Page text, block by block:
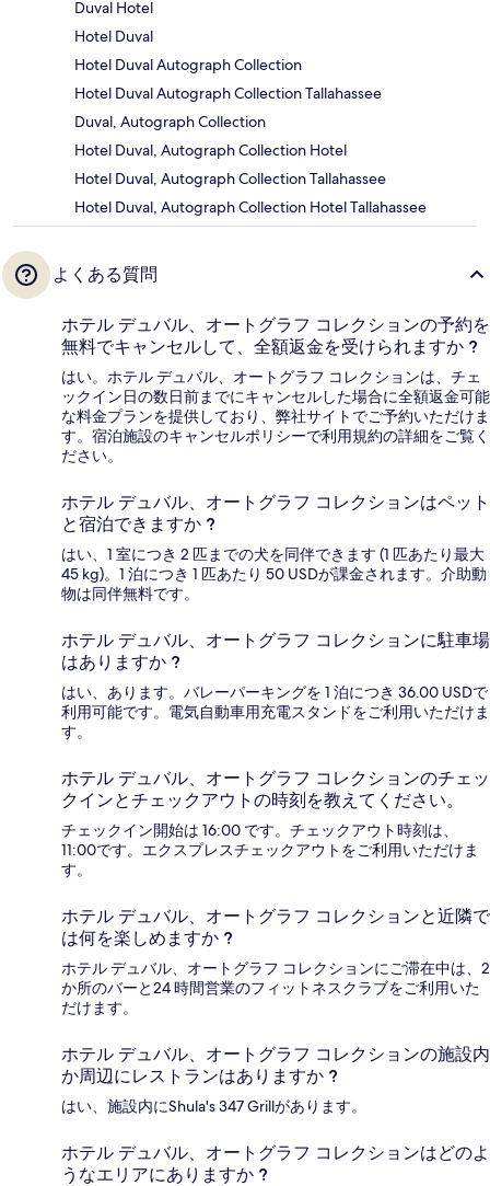
Duval Hotel
Hotel Duval
Hotel Duval Autograph Collection
Hotel Duval Autograph Collection Tallahassee
Duval, Autograph Collection
Hotel Duval, Autograph Collection Hotel
Hotel Duval, Autograph Collection Tallahassee
Hotel Duval, Autograph Collection Hotel Tallahassee
よくある質問
ホテル デュバル、オートグラフ コレクションの予約を
無料でキャンセルして、全額返金を受けられますか ?
はい。ホテル デュバル、オートグラフ コレクションは、チェ
ックイン日の数日前までにキャンセルした場合に全額返金可能
な料金プランを提供しており、弊社サイトでご予約いただけま
す。宿泊施設のキャンセルポリシーで利用規約の詳細をご覧く
ださい。
ホテル デュバル、オートグラフ コレクションはペット
と宿泊できますか ?
はい、1 室につき 2 匹までの犬を同伴できます (1 匹あたり最大
45 kg)。1 泊につき 1 匹あたり 50 USDが課金されます。介助動
物は同伴無料です。
ホテル デュバル、オートグラフ コレクションに駐車場
はありますか ?
はい、あります。バレーパーキングを 1 泊につき 36.00 USDで
利用可能です。電気自動車用充電スタンドをご利用いただけま
す。
ホテル デュバル、オートグラフ コレクションのチェッ
クインとチェックアウトの時刻を教えてください。
チェックイン開始は 16:00 です。チェックアウト時刻は、
11:00です。エクスプレスチェックアウトをご利用いただけま
す。
ホテル デュバル、オートグラフ コレクションと近隣で
は何を楽しめますか ?
ホテル デュバル、オートグラフ コレクションにご滞在中は、2
か所のバーと24 時間営業のフィットネスクラブをご利用いた
だけます。
ホテル デュバル、オートグラフ コレクションの施設内
か周辺にレストランはありますか ?
はい、施設内にShula's 347 Grillがあります。
ホテル デュバル、オートグラフ コレクションはどのよ
うなエリアにありますか ?